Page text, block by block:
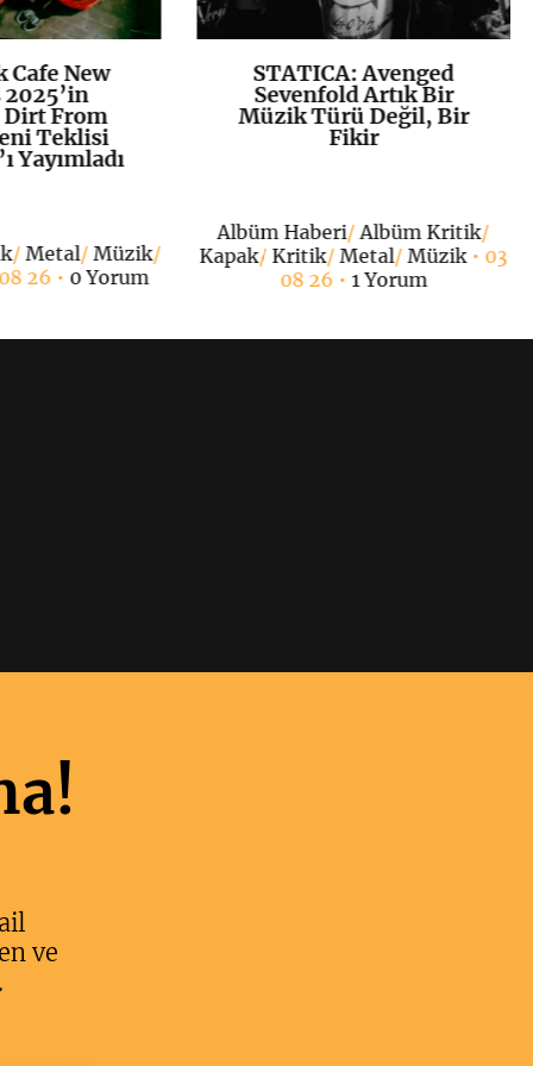
+
Cafe New
Dirt From
Teklisi
Yayımladı
/Metal/Müzik/
26 • 0 Yorum
K+
STATICA: Avenged
Sevenfold Artık Bir
Müzik Türü Değil, Bir
Fikir
Albüm Haberi/Albüm Kritik/
Kapak/ Kritik/Metal/Müzik• 03
08 26 •1 Yorum
ve